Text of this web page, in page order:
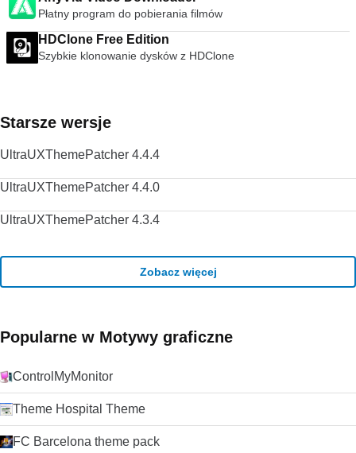
wideo. streszczenie VLC Media Player to po prostu
darmowy odtwarzacz multimediów. Słusznie dominuje na
rynku bezpłatnych odtwarzaczy multimedialnych od ponad 10
Pobierz tutaj
Płatny program do pobierania filmów
HDClone Free Edition
Szybkie klonowanie dysków z HDClone
Starsze wersje
UltraUXThemePatcher 4.4.4
UltraUXThemePatcher 4.4.0
UltraUXThemePatcher 4.3.4
Zobacz więcej
Popularne w Motywy graficzne
ControlMyMonitor
Theme Hospital Theme
FC Barcelona theme pack